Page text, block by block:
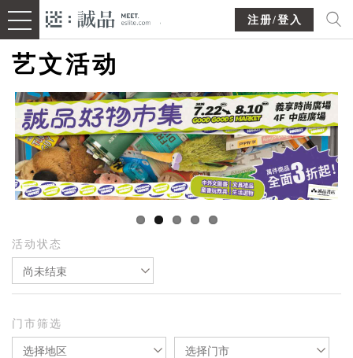
注册/登入
艺文活动
活动状态
尚未结束
门市筛选
选择地区 选择门市